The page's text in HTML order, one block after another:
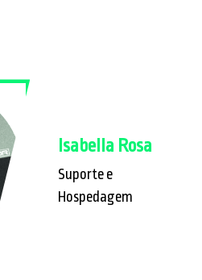
Isabella Rosa
Suporte e
Hospedagem